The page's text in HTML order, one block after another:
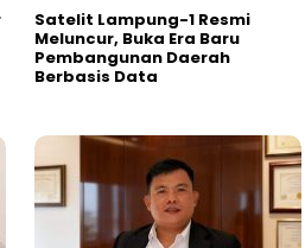
Satelit Lampung-1 Resmi
Meluncur, Buka Era Baru
Pembangunan Daerah
Berbasis Data